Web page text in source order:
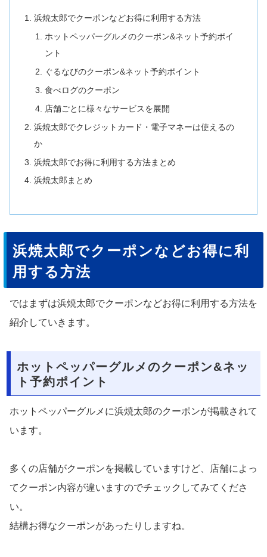
浜焼太郎でクーポンなどお得に利用する方法
ホットペッパーグルメのクーポン&ネット予約ポイ
ント
ぐるなびのクーポン&ネット予約ポイント
食べログのクーポン
店舗ごとに様々なサービスを展開
浜焼太郎でクレジットカード・電子マネーは使えるの
か
浜焼太郎でお得に利用する方法まとめ
浜焼太郎まとめ
浜焼太郎でクーポンなどお得に利
用する方法
ではまずは浜焼太郎でクーポンなどお得に利用する方法を
紹介していきます。
ホットペッパーグルメのクーポン&ネッ
ト予約ポイント
ホットペッパーグルメに浜焼太郎のクーポンが掲載されて
います。
多くの店舗がクーポンを掲載していますけど、店舗によっ
てクーポン内容が違いますのでチェックしてみてくださ
い。
結構お得なクーポンがあったりしますね。